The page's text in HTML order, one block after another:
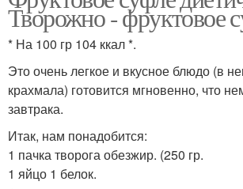
Творожно - фруктовое
* На 100 гр 104 ккал *.
Это очень легкое и вкусное блюдо (в
крахмала) готовится мгновенно, что
завтрака.
Итак, нам понадобится:
1 пачка творога обезжир. (250 гр.
1 яйцо 1 белок.